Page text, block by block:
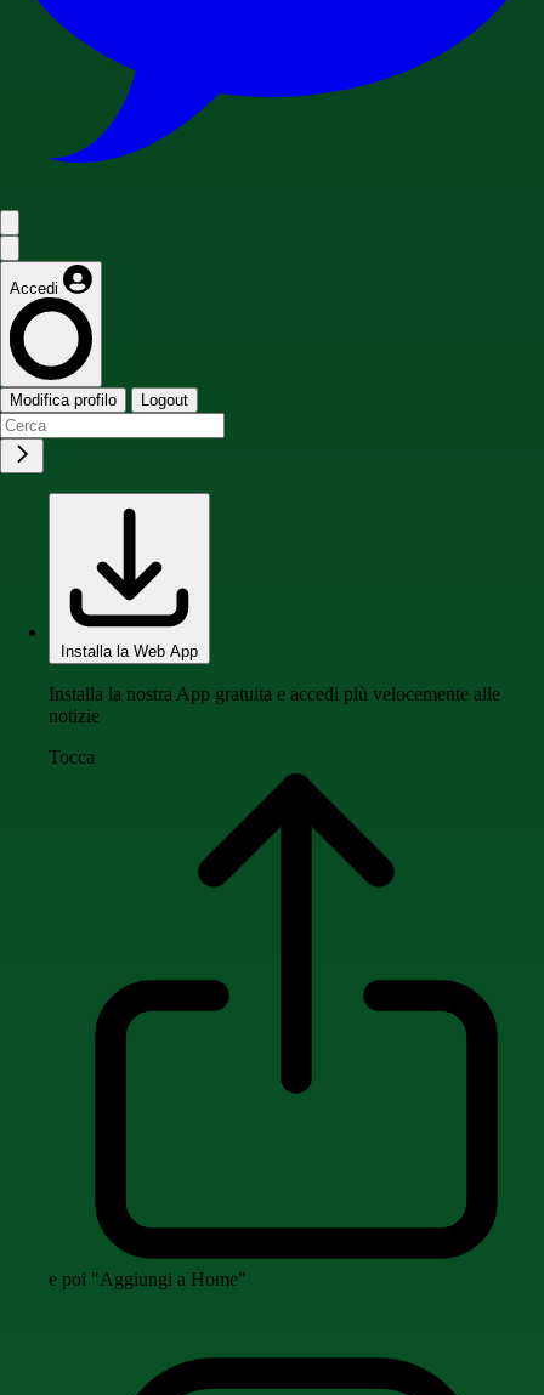
Accedi
Modifica profilo Logout
Installa la Web App
Installa la nostra App gratuita e accedi più velocemente alle
notizie
Tocca
e poi "Aggiungi a Home"